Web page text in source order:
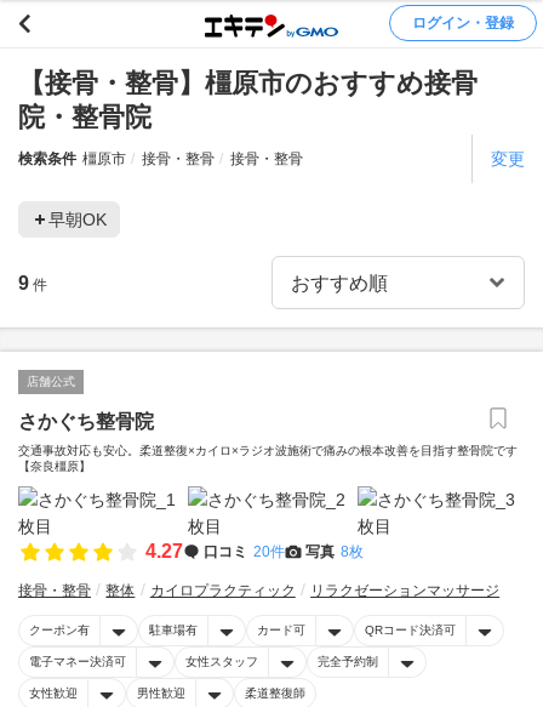
ログイン・登録
【接骨・整骨】橿原市のおすすめ接骨
院・整骨院
検索条件 橿原市 接骨・整骨 接骨・整骨 変更
早朝OK
9 件
店舗公式
さかぐち整骨院
交通事故対応も安心。柔道整復×カイロ×ラジオ波施術で痛みの根本改善を目指す整骨院です
【奈良橿原】
4.27 口コミ 20件 写真 8枚
接骨・整骨 整体 カイロプラクティック リラクゼーションマッサージ
クーポン有 駐車場有 カード可 QRコード決済可
電子マネー決済可 女性スタッフ 完全予約制
女性歓迎 男性歓迎 柔道整復師